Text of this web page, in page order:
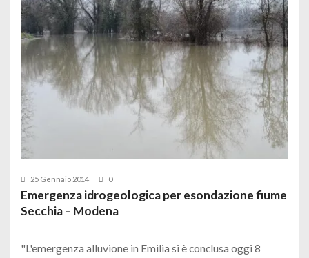
25 Gennaio 2014 0
Emergenza idrogeologica per esondazione fiume
Secchia – Modena
"L'emergenza alluvione in Emilia si è conclusa oggi 8